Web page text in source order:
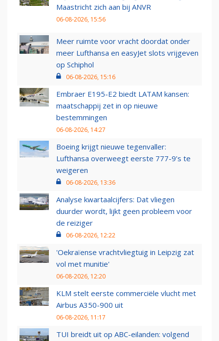
Maastricht zich aan bij ANVR
06-08-2026, 15:56
Meer ruimte voor vracht doordat onder
meer Lufthansa en easyJet slots vrijgeven
op Schiphol
06-08-2026, 15:16
Embraer E195-E2 biedt LATAM kansen:
maatschappij zet in op nieuwe
bestemmingen
06-08-2026, 14:27
Boeing krijgt nieuwe tegenvaller:
Lufthansa overweegt eerste 777-9’s te
weigeren
06-08-2026, 13:36
Analyse kwartaalcijfers: Dat vliegen
duurder wordt, lijkt geen probleem voor
de reiziger
06-08-2026, 12:22
'Oekraïense vrachtvliegtuig in Leipzig zat
vol met munitie'
06-08-2026, 12:20
KLM stelt eerste commerciële vlucht met
Airbus A350-900 uit
06-08-2026, 11:17
TUI breidt uit op ABC-eilanden: volgend